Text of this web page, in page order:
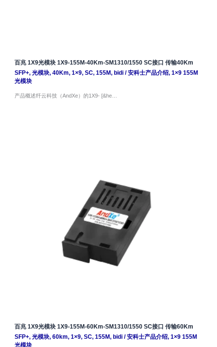
百兆 1X9光模块 1X9-155M-40Km-SM1310/1550 SC接口 传输40Km
SFP+, 光模块, 40Km, 1×9, SC, 155M, bidi/安科士产品介绍, 1×9 155M
光模块
产品概述纤云科技（AndXe）的1X9- [&he…
百兆 1X9光模块 1X9-155M-60Km-SM1310/1550 SC接口 传输60Km
SFP+, 光模块, 60km, 1×9, SC, 155M, bidi/安科士产品介绍, 1×9 155M
光模块